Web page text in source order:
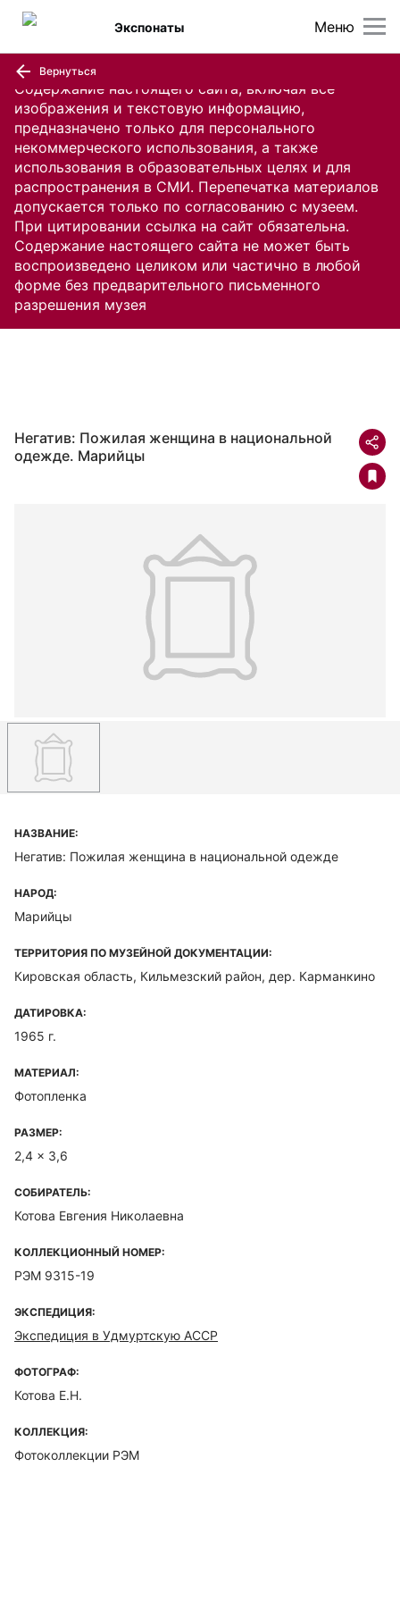
Содержание настоящего сайта, включая все
изображения и текстовую информацию,
предназначено только для персонального
некоммерческого использования, а также
использования в образовательных целях и для
распространения в СМИ. Перепечатка материалов
допускается только по согласованию с музеем.
При цитировании ссылка на сайт обязательна.
Содержание настоящего сайта не может быть
воспроизведено целиком или частично в любой
форме без предварительного письменного
разрешения музея
Меню
Экспонаты
Вернуться
Негатив: Пожилая женщина в национальной
одежде. Марийцы
НАЗВАНИЕ:
Негатив: Пожилая женщина в национальной одежде
НАРОД:
Марийцы
ТЕРРИТОРИЯ ПО МУЗЕЙНОЙ ДОКУМЕНТАЦИИ:
Кировская область, Кильмезский район, дер. Карманкино
ДАТИРОВКА:
1965 г.
МАТЕРИАЛ:
Фотопленка
РАЗМЕР:
2,4 x 3,6
СОБИРАТЕЛЬ:
Котова Евгения Николаевна
КОЛЛЕКЦИОННЫЙ НОМЕР:
РЭМ 9315-19
ЭКСПЕДИЦИЯ:
Экспедиция в Удмуртскую АССР
ФОТОГРАФ:
Котова Е.Н.
КОЛЛЕКЦИЯ:
Фотоколлекции РЭМ